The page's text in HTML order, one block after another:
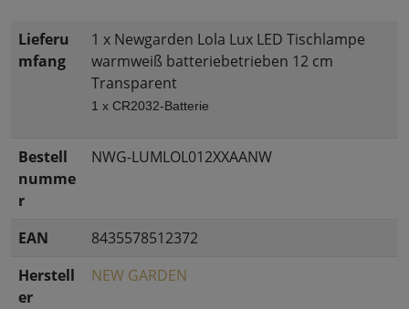
Lieferu
mfang
1 x Newgarden Lola Lux LED Tischlampe
warmweiß batteriebetrieben 12 cm
Transparent
1 x CR2032-Batterie
Bestell
numme
r
NWG-LUMLOL012XXAANW
EAN
8435578512372
Herstell
er
NEW GARDEN